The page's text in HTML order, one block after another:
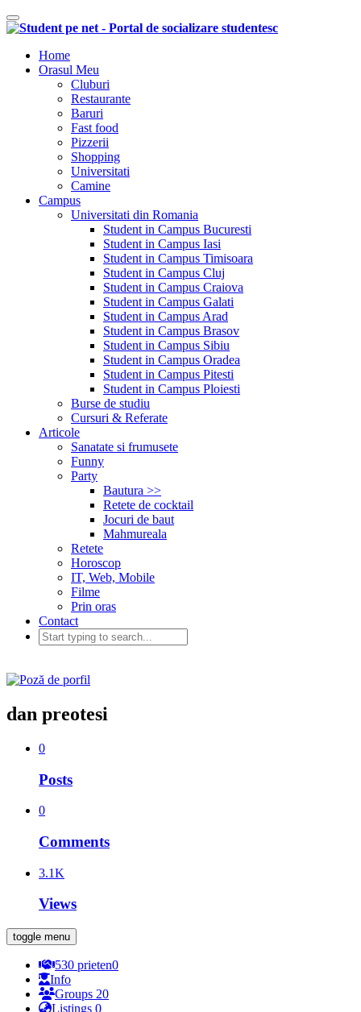
Comutare navigare
Home
Orasul Meu
Cluburi
Restaurante
Baruri
Fast food
Pizzerii
Shopping
Universitati
Camine
Campus
Universitati din Romania
Student in Campus Bucuresti
Student in Campus Iasi
Student in Campus Timisoara
Student in Campus Cluj
Student in Campus Craiova
Student in Campus Galati
Student in Campus Arad
Student in Campus Brasov
Student in Campus Sibiu
Student in Campus Oradea
Student in Campus Pitesti
Student in Campus Ploiesti
Burse de studiu
Cursuri & Referate
Articole
Sanatate si frumusete
Funny
Party
Bautura >>
Retete de cocktail
Jocuri de baut
Mahmureala
Retete
Horoscop
IT, Web, Mobile
Filme
Prin oras
Contact
dan preotesi
0
Posts
0
Comments
3.1K
Views
toggle menu
530 prieten0
Info
Groups 20
Listings 0